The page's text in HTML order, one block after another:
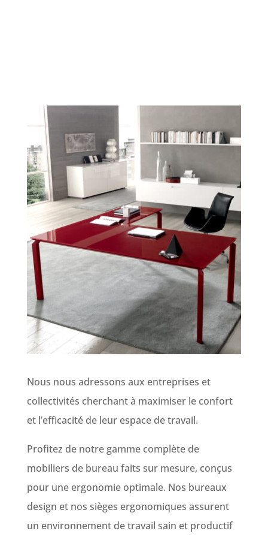
Nous nous adressons aux entreprises et
collectivités cherchant à maximiser le confort
et l’efficacité de leur espace de travail.
Profitez de notre gamme complète de
mobiliers de bureau faits sur mesure, conçus
pour une ergonomie optimale. Nos bureaux
design et nos sièges ergonomiques assurent
un environnement de travail sain et productif